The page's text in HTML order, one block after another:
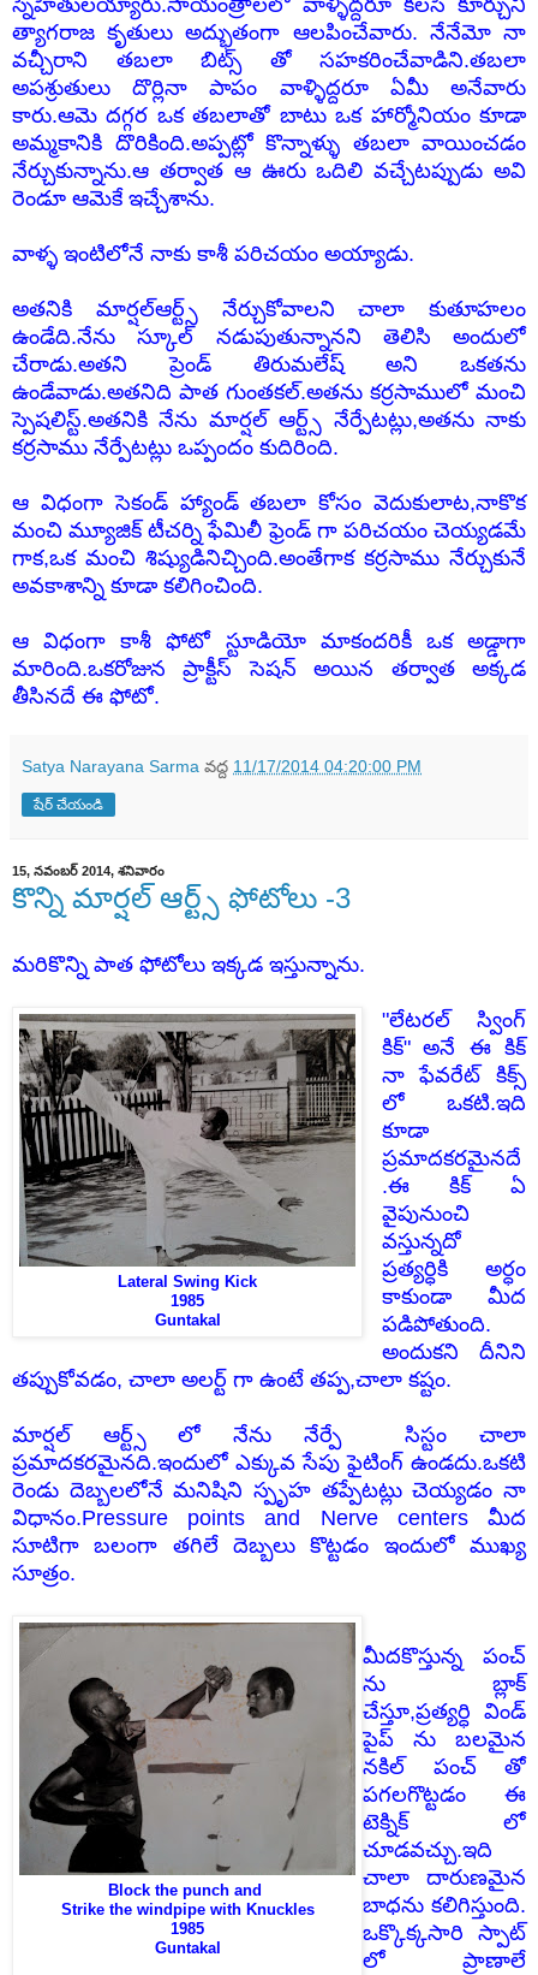
స్నేహితులయ్యారు.సాయంత్రాలలో వాళ్ళిద్దరూ కలసి కూర్చుని
త్యాగరాజ కృతులు అద్భుతంగా ఆలపించేవారు. నేనేమో నా
వచ్చీరాని తబలా బిట్స్ తో సహకరించేవాడిని.తబలా
అపశ్రుతులు దొర్లినా పాపం వాళ్ళిద్దరూ ఏమీ అనేవారు
కారు.ఆమె దగ్గర ఒక తబలాతో బాటు ఒక హార్మోనియం కూడా
అమ్మకానికి దొరికింది.అప్పట్లో కొన్నాళ్ళు తబలా వాయించడం
నేర్చుకున్నాను.ఆ తర్వాత ఆ ఊరు ఒదిలి వచ్చేటప్పుడు అవి
రెండూ ఆమెకే ఇచ్చేశాను.
వాళ్ళ ఇంటిలోనే నాకు కాశీ పరిచయం అయ్యాడు.
అతనికి మార్షల్ఆర్ట్స్ నేర్చుకోవాలని చాలా కుతూహలం
ఉండేది.నేను స్కూల్ నడుపుతున్నానని తెలిసి అందులో
చేరాడు.అతని ప్రెండ్ తిరుమలేష్ అని ఒకతను
ఉండేవాడు.అతనిది పాత గుంతకల్.అతను కర్రసాములో మంచి
స్పెషలిస్ట్.అతనికి నేను మార్షల్ ఆర్ట్స్ నేర్పేటట్లు,అతను నాకు
కర్రసాము నేర్పేటట్లు ఒప్పందం కుదిరింది.
ఆ విధంగా సెకండ్ హ్యాండ్ తబలా కోసం వెదుకులాట,నాకొక
మంచి మ్యూజిక్ టీచర్ని ఫేమిలీ ఫ్రెండ్ గా పరిచయం చెయ్యడమే
గాక,ఒక మంచి శిష్యుడినిచ్చింది.అంతేగాక కర్రసాము నేర్చుకునే
అవకాశాన్ని కూడా కలిగించింది.
ఆ విధంగా కాశీ ఫోటో స్టూడియో మాకందరికీ ఒక అడ్డాగా
మారింది.ఒకరోజున ప్రాక్టీస్ సెషన్ అయిన తర్వాత అక్కడ
తీసినదే ఈ ఫోటో.
Satya Narayana Sarma వద్ద 11/17/2014 04:20:00 PM
షేర్ చేయండి
15, నవంబర్ 2014, శనివారం
కొన్ని మార్షల్ ఆర్ట్స్ ఫోటోలు -3
మరికొన్ని పాత ఫోటోలు ఇక్కడ ఇస్తున్నాను.
Lateral Swing Kick
1985
Guntakal
"లేటరల్ స్వింగ్
కిక్" అనే ఈ కిక్
నా ఫేవరేట్ కిక్స్
లో ఒకటి.ఇది
కూడా
ప్రమాదకరమైనదే
.ఈ కిక్ ఏ
వైపునుంచి
వస్తున్నదో
ప్రత్యర్ధికి అర్ధం
కాకుండా మీద
పడిపోతుంది.
అందుకని దీనిని
తప్పుకోవడం, చాలా అలర్ట్ గా ఉంటే తప్ప,చాలా కష్టం.
మార్షల్ ఆర్ట్స్ లో నేను నేర్పే సిస్టం చాలా
ప్రమాదకరమైనది.ఇందులో ఎక్కువ సేపు ఫైటింగ్ ఉండదు.ఒకటి
రెండు దెబ్బలలోనే మనిషిని స్పృహ తప్పేటట్లు చెయ్యడం నా
విధానం.Pressure points and Nerve centers మీద
సూటిగా బలంగా తగిలే దెబ్బలు కొట్టడం ఇందులో ముఖ్య
సూత్రం.
Block the punch and
Strike the windpipe with Knuckles
1985
Guntakal
మీదకొస్తున్న పంచ్
ను బ్లాక్
చేస్తూ,ప్రత్యర్ధి విండ్
పైప్ ను బలమైన
నకిల్ పంచ్ తో
పగలగొట్టడం ఈ
టెక్నిక్ లో
చూడవచ్చు.ఇది
చాలా దారుణమైన
బాధను కలిగిస్తుంది.
ఒక్కొక్కసారి స్పాట్
లో ప్రాణాలే